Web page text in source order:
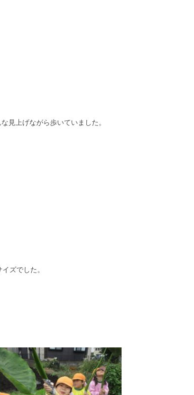
見上げながら歩いていました。
ズでした。